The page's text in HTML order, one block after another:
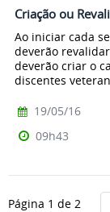
Criação ou
Ao iniciar cada
deverão
deverão criar o
discentes
19/05/16
09h43
Página 1 de 2